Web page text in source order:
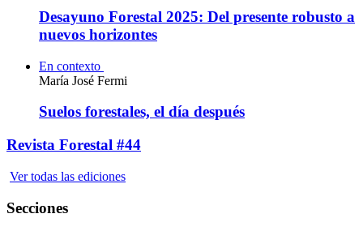
Desayuno Forestal 2025: Del presente robusto a
nuevos horizontes
En contexto
María José Fermi
Suelos forestales, el día después
Revista Forestal #44
Ver todas las ediciones
Secciones